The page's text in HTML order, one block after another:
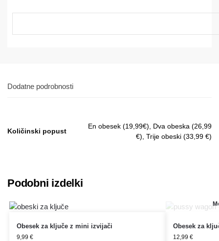
Dodatne podrobnosti
Količinski popust
En obesek (19,99€), Dva obeska (26,99
€), Trije obeski (33,99 €)
Podobni izdelki
Obesek za ključe z mini izvijači
9,99 €
Obesek za
12,99 €